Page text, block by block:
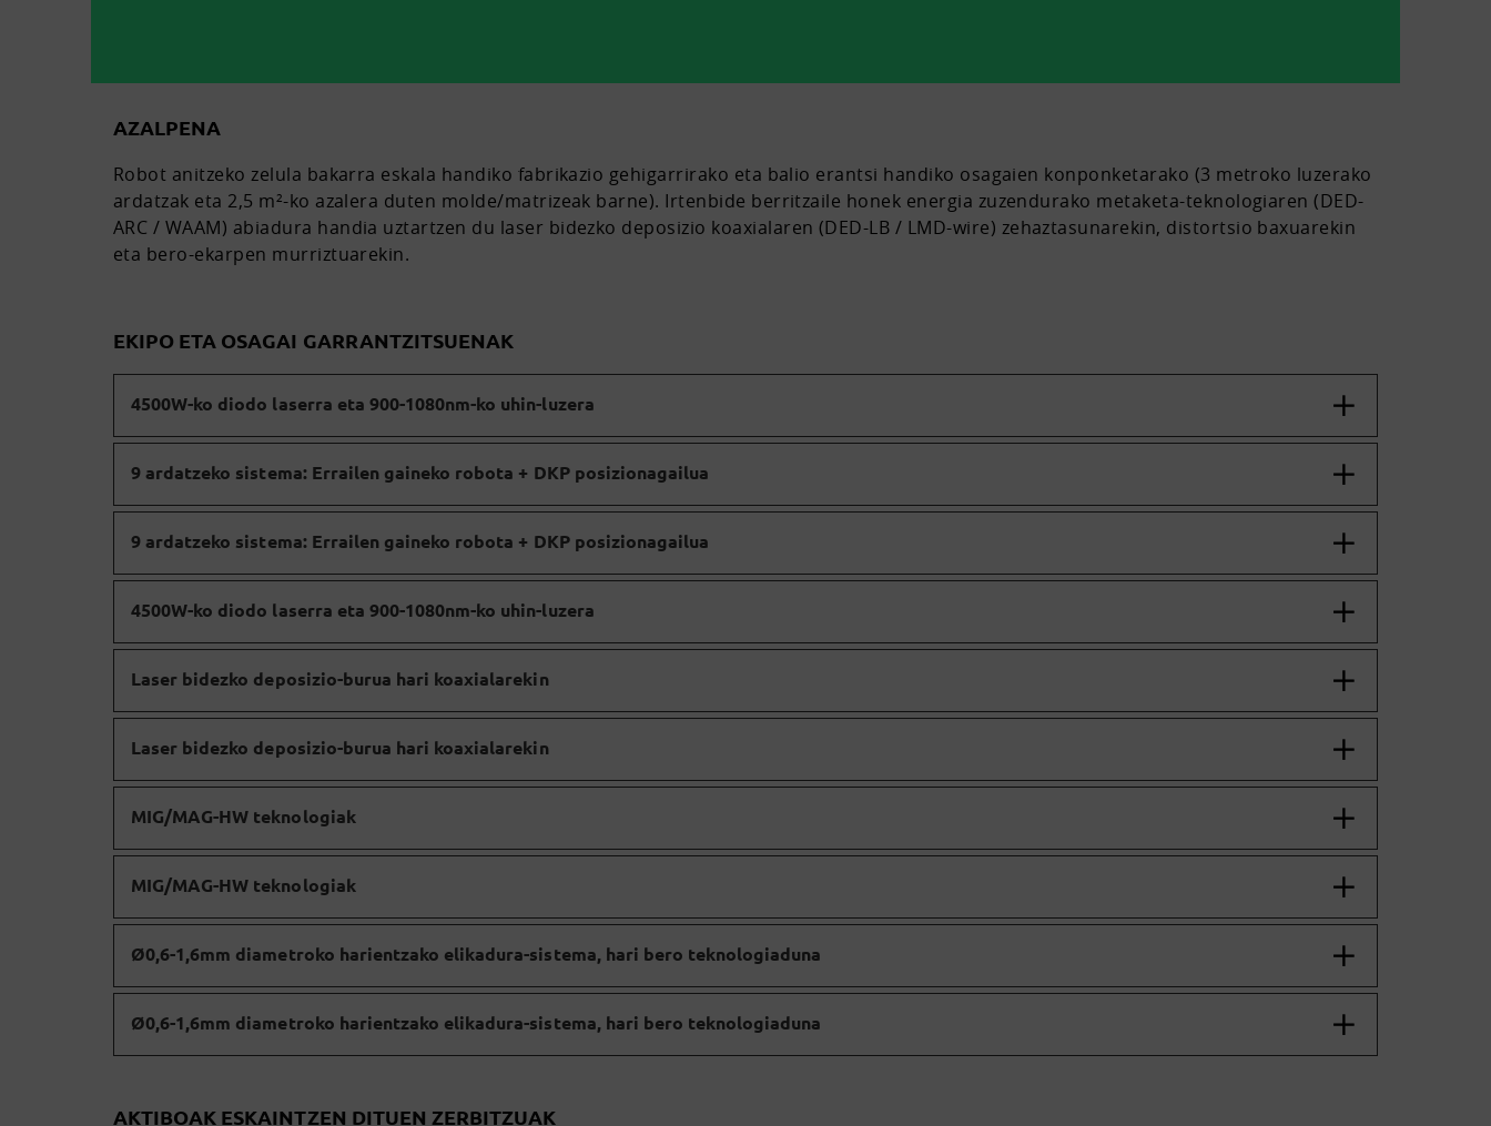
AZALPENA
Robot anitzeko zelula bakarra eskala handiko fabrikazio gehigarrirako eta balio erantsi handiko osagaien konponketarako (3 metroko luzerako
ardatzak eta 2,5 m²-ko azalera duten molde/matrizeak barne). Irtenbide berritzaile honek energia zuzendurako metaketa-teknologiaren (DED-
ARC / WAAM) abiadura handia uztartzen du laser bidezko deposizio koaxialaren (DED-LB / LMD-wire) zehaztasunarekin, distortsio baxuarekin
eta bero-ekarpen murriztuarekin.
EKIPO ETA OSAGAI GARRANTZITSUENAK
4500W-ko diodo laserra eta 900-1080nm-ko uhin-luzera
9 ardatzeko sistema: Errailen gaineko robota + DKP posizionagailua
9 ardatzeko sistema: Errailen gaineko robota + DKP posizionagailua
4500W-ko diodo laserra eta 900-1080nm-ko uhin-luzera
Laser bidezko deposizio-burua hari koaxialarekin
Laser bidezko deposizio-burua hari koaxialarekin
MIG/MAG-HW teknologiak
MIG/MAG-HW teknologiak
Ø0,6-1,6mm diametroko harientzako elikadura-sistema, hari bero teknologiaduna
Ø0,6-1,6mm diametroko harientzako elikadura-sistema, hari bero teknologiaduna
AKTIBOAK ESKAINTZEN DITUEN ZERBITZUAK